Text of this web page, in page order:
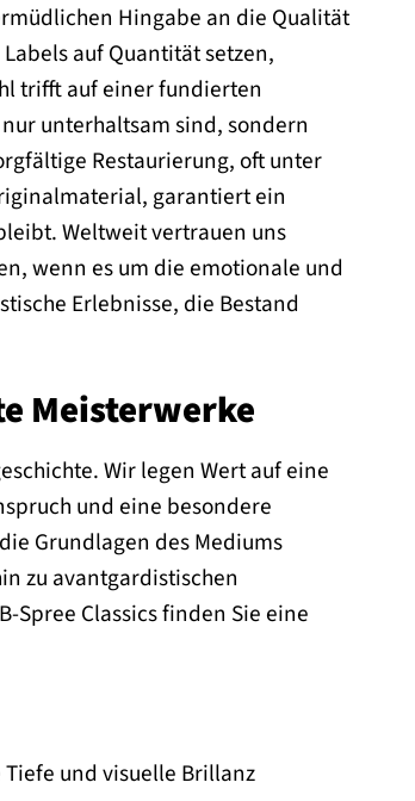
Hingabe an die Qualität
auf Quantität setzen,
trifft auf einer fundierten
unterhaltsam sind, sondern
Restaurierung, oft unter
garantiert ein
Weltweit vertrauen uns
wenn es um die emotionale und
Erlebnisse, die Bestand
Meisterwerke
Wir legen Wert auf eine
und eine besondere
Grundlagen des Mediums
zu avantgardistischen
Spree Classics finden Sie eine
Tiefe und visuelle Brillanz